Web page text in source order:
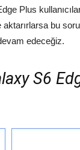
Plus
aktarırlarsa bu
edeceğiz.
S6